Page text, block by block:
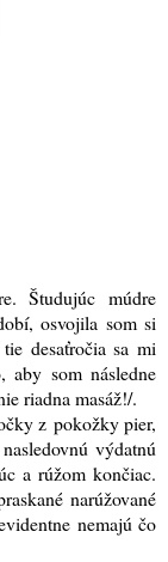
Študujúc múdre
osvojila som si
desaťročia sa mi
som následne
riadna masáž!/.
z pokožky pier,
výdatnú
a rúžom končiac.
narúžované
nemajú čo